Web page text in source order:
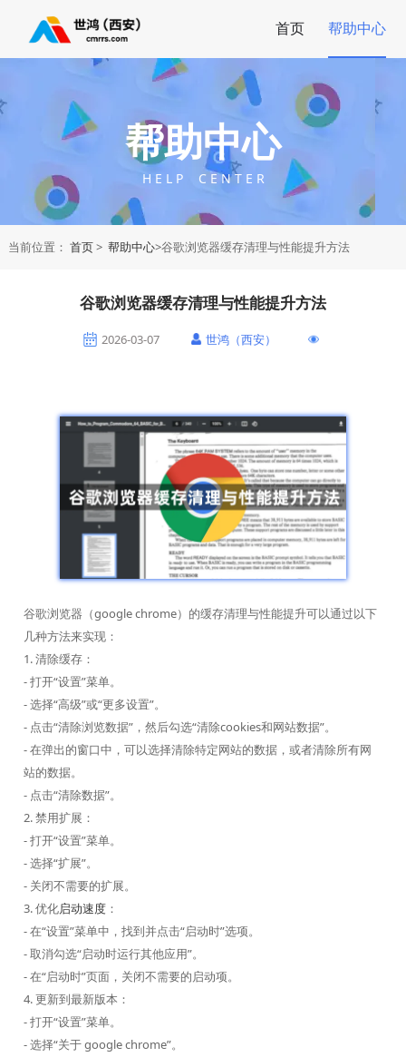
首页 帮助中心
帮助中心
H E L P C E N T E R
当前位置： 首页> 帮助中心>谷歌浏览器缓存清理与性能提升方法
谷歌浏览器缓存清理与性能提升方法
2026-03-07 世鸿（西安）
谷歌浏览器（google chrome）的缓存清理与性能提升可以通过以下
几种方法来实现：
1. 清除缓存：
- 打开“设置”菜单。
- 选择“高级”或“更多设置”。
- 点击“清除浏览数据”，然后勾选“清除cookies和网站数据”。
- 在弹出的窗口中，可以选择清除特定网站的数据，或者清除所有网
站的数据。
- 点击“清除数据”。
2. 禁用扩展：
- 打开“设置”菜单。
- 选择“扩展”。
- 关闭不需要的扩展。
3. 优化启动速度：
- 在“设置”菜单中，找到并点击“启动时”选项。
- 取消勾选“启动时运行其他应用”。
- 在“启动时”页面，关闭不需要的启动项。
4. 更新到最新版本：
- 打开“设置”菜单。
- 选择“关于 google chrome”。